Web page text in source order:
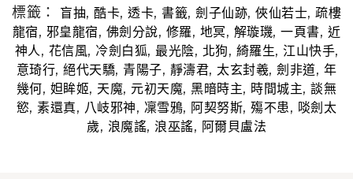
標籤： 盲抽, 酷卡, 透卡, 書籤, 劍子仙跡, 俠仙若士, 疏樓
龍宿, 邪皇龍宿, 佛劍分說, 修羅, 地冥, 解璇璣,一頁書, 近
神人, 花信風, 冷劍白狐, 最光陰, 北狗, 綺羅生, 江山快手,
意琦行,絕代天驕, 青陽子, 靜濤君, 太玄封羲,劍非道, 年
幾何, 妲眸姬, 天魔, 元初天魔,黑暗時主, 時間城主,談無
慾,素還真, 八岐邪神, 凜雪鴉, 阿契努斯,殤不患, 啖劍太
歲, 浪魔謠, 浪巫謠, 阿爾貝盧法